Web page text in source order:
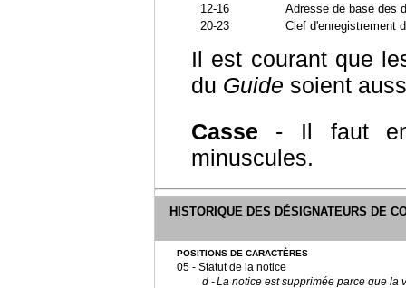
12-16
Adresse de base des
20-23
Clef d'enregistrement
Il est courant que
du Guide soient
Casse - Il faut
minuscules.
HISTORIQUE DES DÉSIGNATEURS DE
POSITIONS DE CARACTÈRES
05 - Statut de la notice
d -La notice est supprimée parce que la